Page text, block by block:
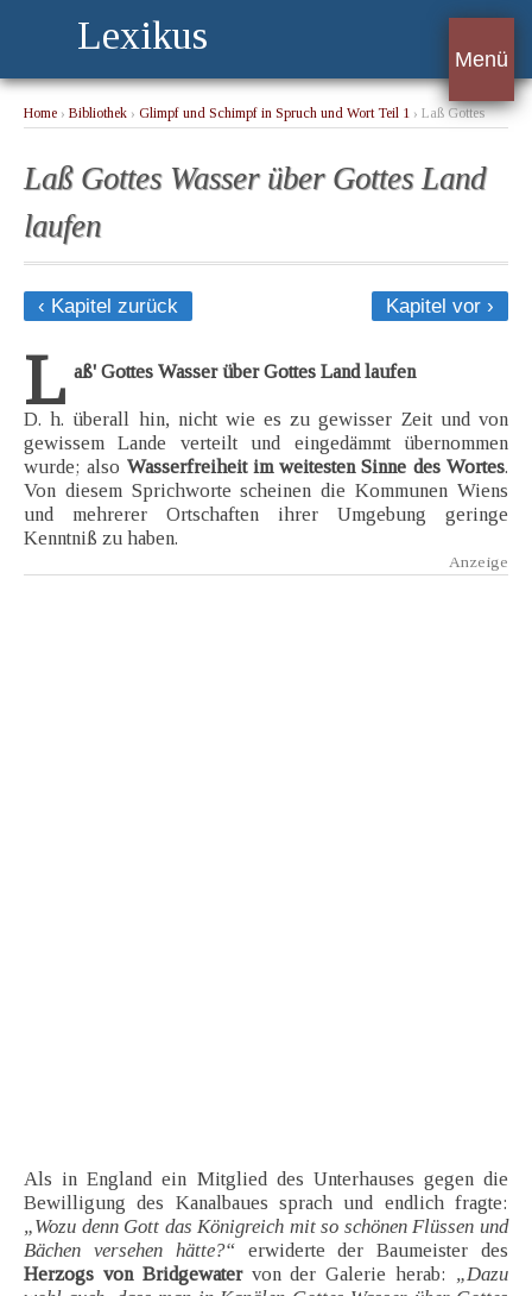
Lexikus
Menü
Home › Bibliothek › Glimpf und Schimpf in Spruch und Wort Teil 1 › Laß Gottes
Laß Gottes Wasser über Gottes Land
laufen
‹ Kapitel zurück Kapitel vor ›
L aß' Gottes Wasser über Gottes Land laufen
D. h. überall hin, nicht wie es zu gewisser Zeit und von
gewissem Lande verteilt und eingedämmt übernommen
wurde; also Wasserfreiheit im weitesten Sinne des Wortes.
Von diesem Sprichworte scheinen die Kommunen Wiens
und mehrerer Ortschaften ihrer Umgebung geringe
Kenntniß zu haben.
Als in England ein Mitglied des Unterhauses gegen die
Bewilligung des Kanalbaues sprach und endlich fragte:
„Wozu denn Gott das Königreich mit so schönen Flüssen und
Bächen versehen hätte?“erwiderte der Baumeister des
Herzogs von Bridgewatervon der Galerie herab: „Dazu